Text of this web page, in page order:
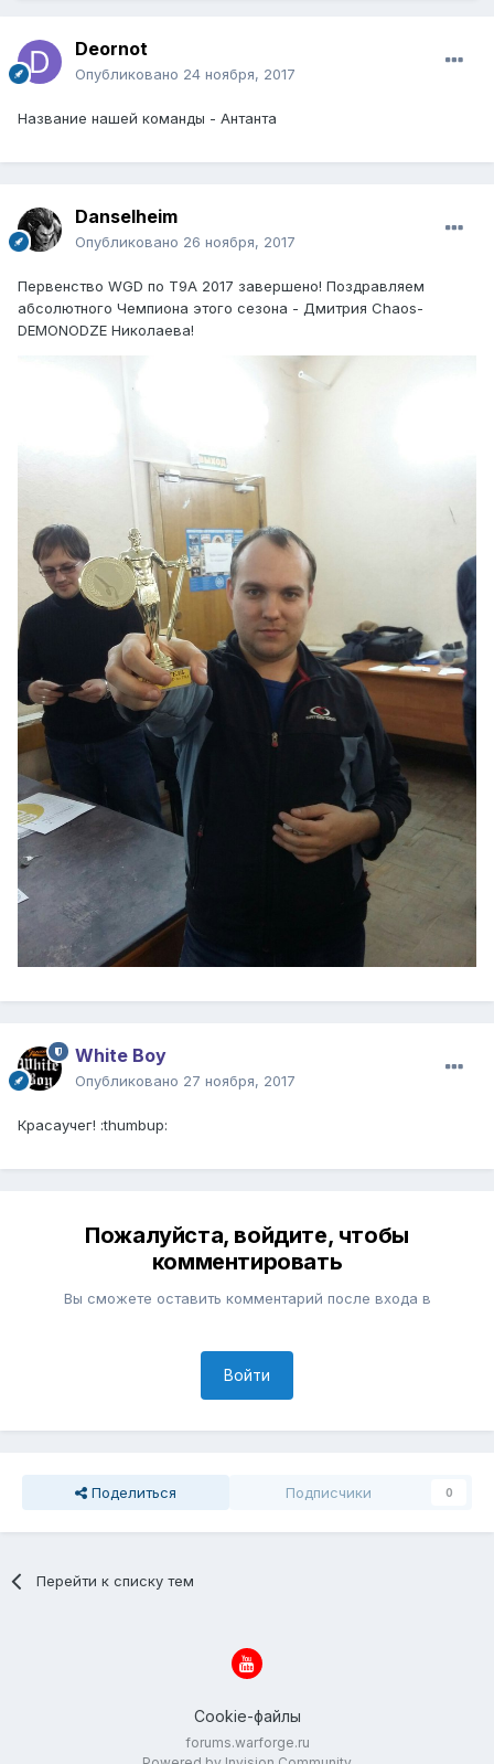
Deornot
Опубликовано 24 ноября, 2017
Название нашей команды - Антанта
Danselheim
Опубликовано 26 ноября, 2017
Первенство WGD по Т9А 2017 завершено! Поздравляем
абсолютного Чемпиона этого сезона - Дмитрия Chaos-
DEMONODZE Николаева!
White Boy
Опубликовано 27 ноября, 2017
Красаучег! :thumbup:
Пожалуйста, войдите, чтобы
комментировать
Вы сможете оставить комментарий после входа в
Войти
Поделиться Подписчики 0
Перейти к списку тем
Cookie-файлы
forums.warforge.ru